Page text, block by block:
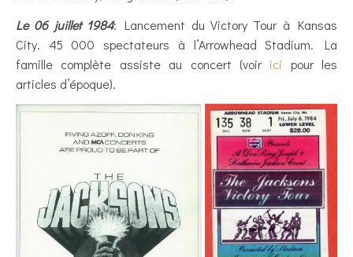
Le 06 juillet 1984: Lancement du Victory Tour à Kansas
City. 45 000 spectateurs à l’Arrowhead Stadium. La
famille complète assiste au concert (voir ici pour les
articles d’époque).